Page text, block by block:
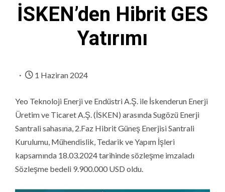
İSKEN’den Hibrit GES
Yatırımı
1 Haziran 2024
Yeo Teknoloji Enerji ve Endüstri A.Ş. ile İskenderun Enerji
Üretim ve Ticaret A.Ş. (İSKEN) arasında Sugözü Enerji
Santrali sahasına, 2.Faz Hibrit Güneş Enerjisi Santrali
Kurulumu, Mühendislik, Tedarik ve Yapım İşleri
kapsamında 18.03.2024 tarihinde sözleşme imzaladı
Sözleşme bedeli 9.900.000 USD oldu.